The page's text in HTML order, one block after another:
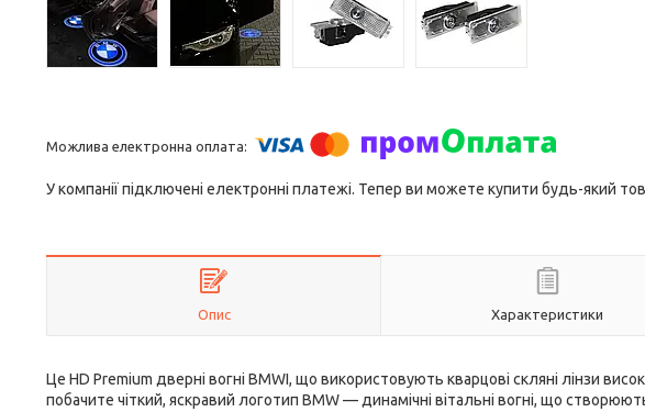
У компанії підключені електронні платежі. Тепер ви можете купити будь-який
Опис Характеристики
Це HD Premium дверні вогні BMWI, що використовують кварцові скляні лінзи
побачите чіткий, яскравий логотип BMW — динамічні вітальні вогні, що